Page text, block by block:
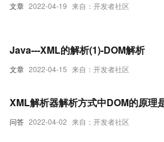
文章 2022-04-19 来自：开发者社区
文章 2022-04-15 来自：开发者社区
Java---XML的解析(1)-DOM解析
问答 2022-04-02 来自：开发者社区
XML解析器解析方式中DOM的原理